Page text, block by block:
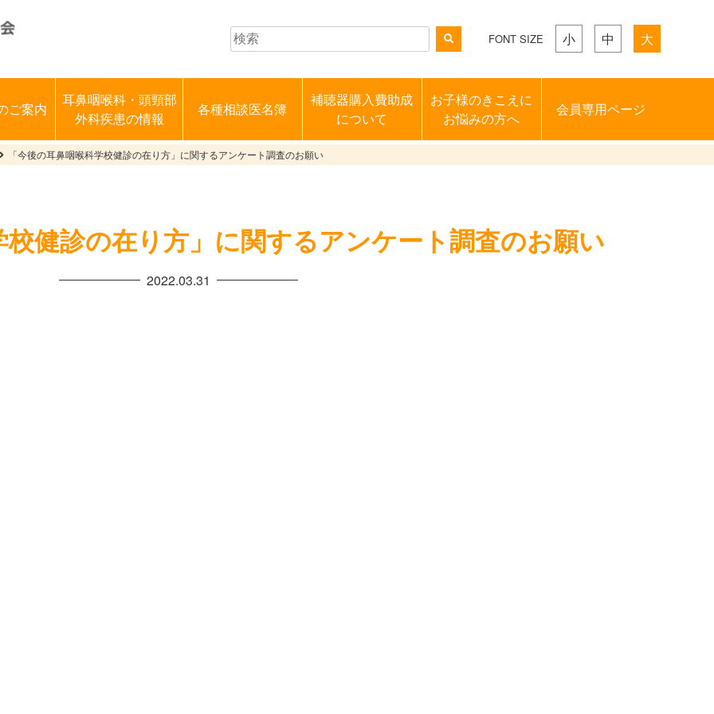
FONT SIZE 小 中 大
ご案内
耳鼻咽喉科・頭頸部
外科疾患の情報
各種相談医名簿
補聴器購入費助成
について
お子様のきこえに
お悩みの方へ
会員専用ページ
「今後の耳鼻咽喉科学校健診の在り方」に関するアンケート調査のお願い
健診の在り方」に関するアンケート調査のお願い
2022.03.31